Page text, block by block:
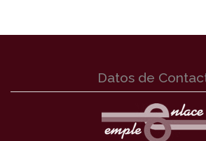
Datos de